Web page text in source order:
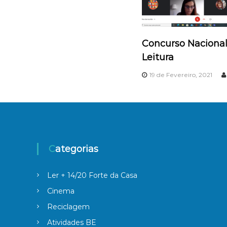
ç
o
d
e
Concurso
Leitura
19 de Fevereiro, 2021
Categorias
Ler + 14/20 Forte da Casa
Cinema
Reciclagem
Atividades BE